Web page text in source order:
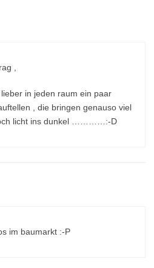
,
in jeden raum ein paar
, die bringen genauso viel
licht ins dunkel …………:-D
im baumarkt :-P